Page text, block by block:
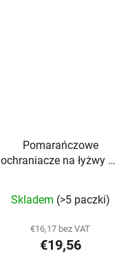
Pomarańczowe
ochraniacze na łyżwy do
ocena
produktu
wynosi
Skladem (>5 paczki)
€16,17 bez VAT
€19,56